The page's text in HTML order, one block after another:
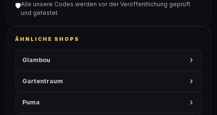
🛡️Alle unsere Codes werden vor der Veröffentlichung geprüft
und getestet
ÄHNLICHE SHOPS
Glambou
Gartentraum
Puma